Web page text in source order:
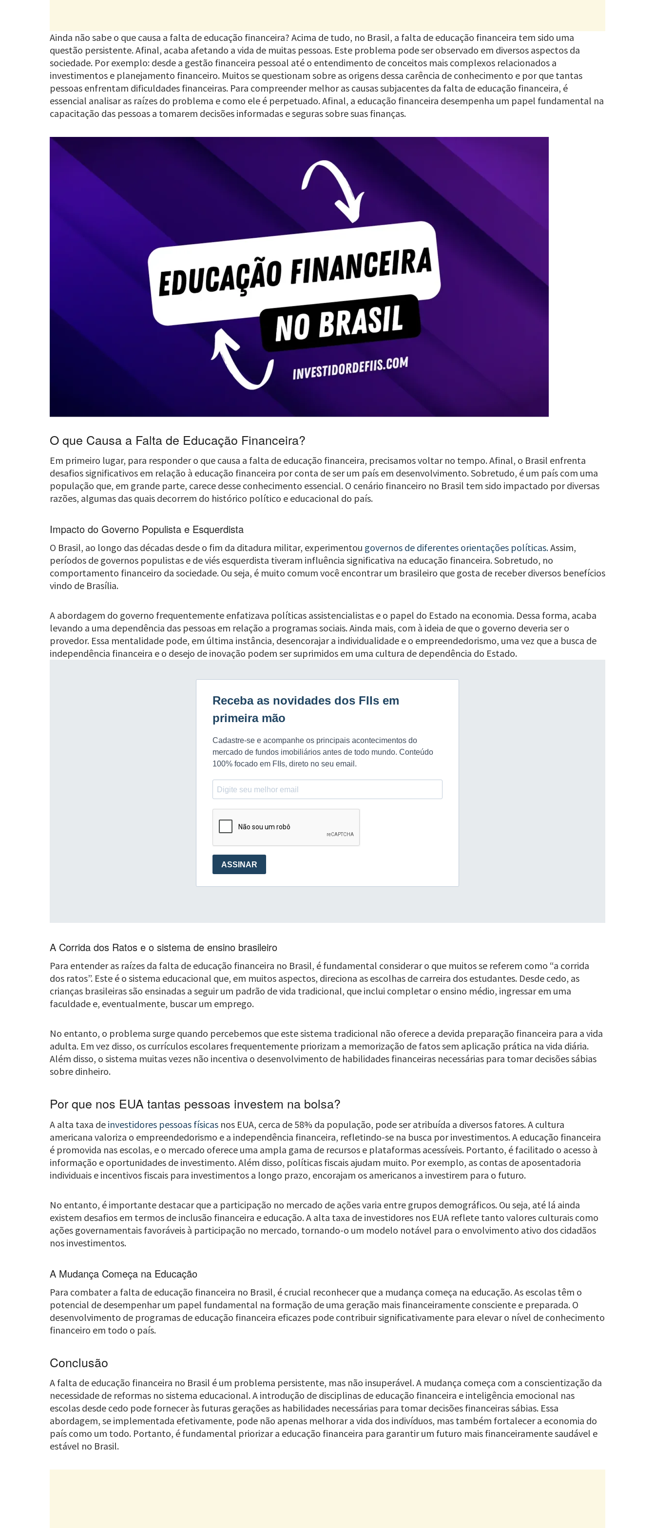
Ainda não sabe o que causa a falta de educação financeira? Acima de tudo, no Brasil, a falta de educação financeira tem sido uma
questão persistente. Afinal, acaba afetando a vida de muitas pessoas. Este problema pode ser observado em diversos aspectos da
sociedade. Por exemplo: desde a gestão financeira pessoal até o entendimento de conceitos mais complexos relacionados a
investimentos e planejamento financeiro. Muitos se questionam sobre as origens dessa carência de conhecimento e por que tantas
pessoas enfrentam dificuldades financeiras. Para compreender melhor as causas subjacentes da falta de educação financeira, é
essencial analisar as raízes do problema e como ele é perpetuado. Afinal, a educação financeira desempenha um papel fundamental na
capacitação das pessoas a tomarem decisões informadas e seguras sobre suas finanças.
O que Causa a Falta de Educação Financeira?
Em primeiro lugar, para responder o que causa a falta de educação financeira, precisamos voltar no tempo. Afinal, o Brasil enfrenta
desafios significativos em relação à educação financeira por conta de ser um país em desenvolvimento. Sobretudo, é um país com uma
população que, em grande parte, carece desse conhecimento essencial. O cenário financeiro no Brasil tem sido impactado por diversas
razões, algumas das quais decorrem do histórico político e educacional do país.
Impacto do Governo Populista e Esquerdista
O Brasil, ao longo das décadas desde o fim da ditadura militar, experimentou governos de diferentes orientações políticas.Assim,
períodos de governos populistas e de viés esquerdista tiveram influência significativa na educação financeira. Sobretudo, no
comportamento financeiro da sociedade. Ou seja, é muito comum você encontrar um brasileiro que gosta de receber diversos benefícios
vindo de Brasília.
A abordagem do governo frequentemente enfatizava políticas assistencialistas e o papel do Estado na economia. Dessa forma, acaba
levando a uma dependência das pessoas em relação a programas sociais. Ainda mais, com à ideia de que o governo deveria ser o
provedor. Essa mentalidade pode, em última instância, desencorajar a individualidade e o empreendedorismo, uma vez que a busca de
independência financeira e o desejo de inovação podem ser suprimidos em uma cultura de dependência do Estado.
A Corrida dos Ratos e o sistema de ensino brasileiro
Para entender as raízes da falta de educação financeira no Brasil, é fundamental considerar o que muitos se referem como “a corrida
dos ratos”. Este é o sistema educacional que, em muitos aspectos, direciona as escolhas de carreira dos estudantes. Desde cedo, as
crianças brasileiras são ensinadas a seguir um padrão de vida tradicional, que inclui completar o ensino médio, ingressar em uma
faculdade e, eventualmente, buscar um emprego.
No entanto, o problema surge quando percebemos que este sistema tradicional não oferece a devida preparação financeira para a vida
adulta. Em vez disso, os currículos escolares frequentemente priorizam a memorização de fatos sem aplicação prática na vida diária.
Além disso, o sistema muitas vezes não incentiva o desenvolvimento de habilidades financeiras necessárias para tomar decisões sábias
sobre dinheiro.
Por que nos EUA tantas pessoas investem na bolsa?
A alta taxa de investidores pessoas físicas nos EUA, cerca de 58% da população, pode ser atribuída a diversos fatores. A cultura
americana valoriza o empreendedorismo e a independência financeira, refletindo-se na busca por investimentos. A educação financeira
é promovida nas escolas, e o mercado oferece uma ampla gama de recursos e plataformas acessíveis. Portanto, é facilitado o acesso à
informação e oportunidades de investimento. Além disso, políticas fiscais ajudam muito. Por exemplo, as contas de aposentadoria
individuais e incentivos fiscais para investimentos a longo prazo, encorajam os americanos a investirem para o futuro.
No entanto, é importante destacar que a participação no mercado de ações varia entre grupos demográficos. Ou seja, até lá ainda
existem desafios em termos de inclusão financeira e educação. A alta taxa de investidores nos EUA reflete tanto valores culturais como
ações governamentais favoráveis à participação no mercado, tornando-o um modelo notável para o envolvimento ativo dos cidadãos
nos investimentos.
A Mudança Começa na Educação
Para combater a falta de educação financeira no Brasil, é crucial reconhecer que a mudança começa na educação. As escolas têm o
potencial de desempenhar um papel fundamental na formação de uma geração mais financeiramente consciente e preparada. O
desenvolvimento de programas de educação financeira eficazes pode contribuir significativamente para elevar o nível de conhecimento
financeiro em todo o país.
Conclusão
A falta de educação financeira no Brasil é um problema persistente, mas não insuperável. A mudança começa com a conscientização da
necessidade de reformas no sistema educacional. A introdução de disciplinas de educação financeira e inteligência emocional nas
escolas desde cedo pode fornecer às futuras gerações as habilidades necessárias para tomar decisões financeiras sábias. Essa
abordagem, se implementada efetivamente, pode não apenas melhorar a vida dos indivíduos, mas também fortalecer a economia do
país como um todo. Portanto, é fundamental priorizar a educação financeira para garantir um futuro mais financeiramente saudável e
estável no Brasil.